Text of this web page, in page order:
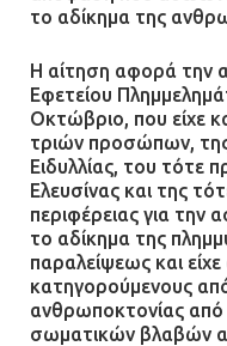
το αδίκημα της
Η αίτηση αφορά την
Εφετείου
Οκτώβριο, που είχε
τριών προσώπων,
Ειδυλλίας, του τότε
Ελευσίνας και της
περιφέρειας για
το αδίκημα της
παραλείψεως και
κατηγορούμενους
ανθρωποκτονίας από
σωματικών βλαβών